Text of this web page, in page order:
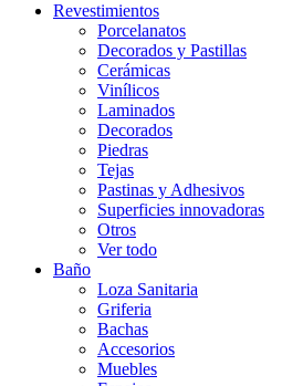
Revestimientos
Porcelanatos
Decorados y Pastillas
Cerámicas
Vinílicos
Laminados
Decorados
Piedras
Tejas
Pastinas y Adhesivos
Superficies innovadoras
Otros
Ver todo
Baño
Loza Sanitaria
Griferia
Bachas
Accesorios
Muebles